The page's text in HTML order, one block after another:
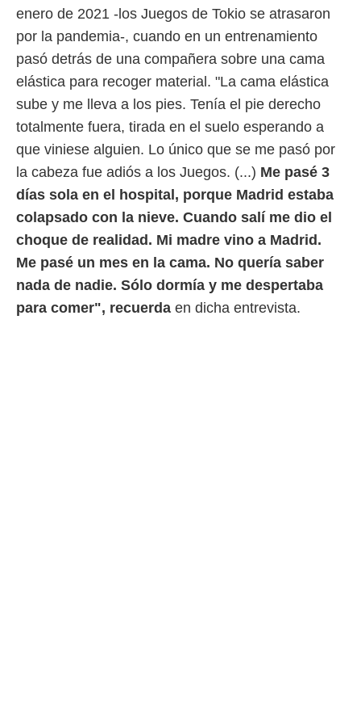
enero de 2021 -los Juegos de Tokio se atrasaron
por la pandemia-, cuando en un entrenamiento
pasó detrás de una compañera sobre una cama
elástica para recoger material. "La cama elástica
sube y me lleva a los pies. Tenía el pie derecho
totalmente fuera, tirada en el suelo esperando a
que viniese alguien. Lo único que se me pasó por
la cabeza fue adiós a los Juegos. (...) Me pasé 3
días sola en el hospital, porque Madrid estaba
colapsado con la nieve. Cuando salí me dio el
choque de realidad. Mi madre vino a Madrid.
Me pasé un mes en la cama. No quería saber
nada de nadie. Sólo dormía y me despertaba
para comer", recuerda en dicha entrevista.